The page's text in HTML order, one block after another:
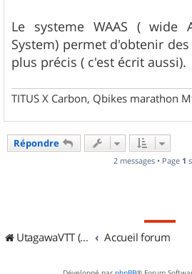
Le systeme WAAS ( wide
System) permet d'obtenir
plus précis ( c'est écrit aussi).
TITUS X Carbon, Qbikes marathon
Répondre
2 messages • Page 1
UtagawaVTT (Randos VTT et VTTAE avec traces GPS) Accueil forum